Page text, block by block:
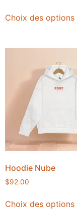
Choix des options
Hoodie Nube
$92.00
Choix des options